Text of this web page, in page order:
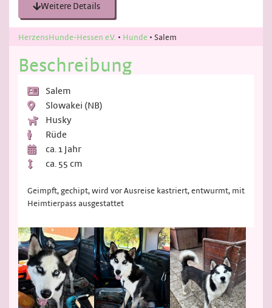
Weitere Details
HerzensHunde-Hessen e.V. • Hunde • Salem
Beschreibung
Salem
Slowakei (NB)
Husky
Rüde
ca. 1 Jahr
ca. 55 cm
Geimpft, gechipt, wird vor Ausreise kastriert, entwurmt, mit
Heimtierpass ausgestattet